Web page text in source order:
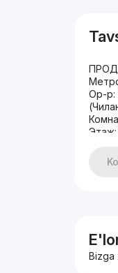
Ор-р:
Этаж:
Bizga